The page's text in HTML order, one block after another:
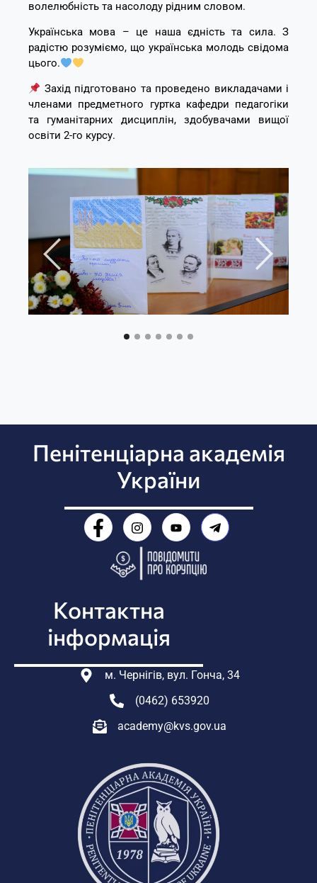
волелюбність та насолоду рідним словом.
Українська мова – це наша єдність та сила. З
радістю розуміємо, що українська молодь свідома
цього.
Захід підготовано та проведено викладачами і
членами предметного гуртка кафедри педагогіки
та гуманітарних дисциплін, здобувачами вищої
освіти 2-го курсу.
Пенітенціарна академія
України
Контактна
інформація
м. Чернігів, вул. Гонча, 34
(0462) 653920
academy@kvs.gov.ua